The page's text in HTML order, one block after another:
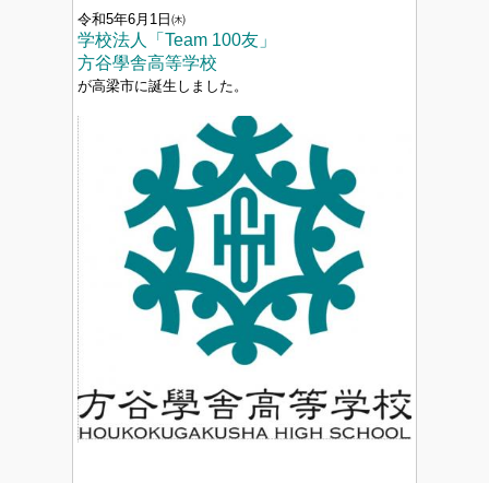
令和5年6月1日㈭
学校法人「Team 100友」
方谷學舎高等学校
が高梁市に誕生しました。